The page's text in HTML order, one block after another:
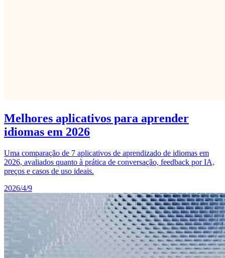
Melhores aplicativos para aprender
idiomas em 2026
Uma comparação de 7 aplicativos de aprendizado de idiomas em
2026, avaliados quanto à prática de conversação, feedback por IA,
preços e casos de uso ideais.
2026/4/9